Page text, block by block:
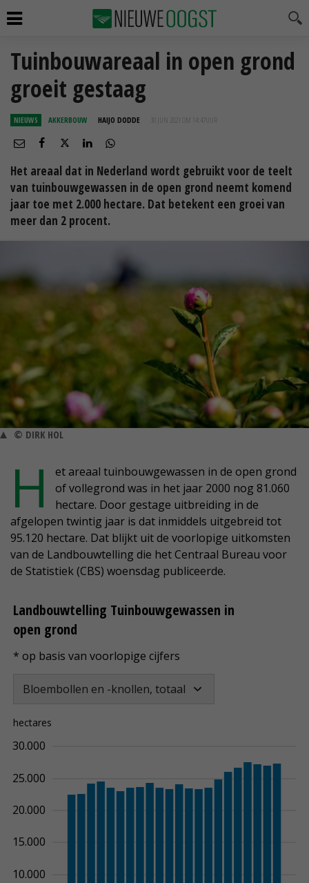
Tuinbouwareaal in open grond
groeit gestaag
NIEUWS AKKERBOUW HAIJO DODDE 30 JUN 2021 OM 14:47
Het areaal dat in Nederland wordt gebruikt voor de teelt
van tuinbouwgewassen in de open grond neemt komend
jaar toe met 2.000 hectare. Dat betekent een groei van
meer dan 2 procent.
© DIRK HOL
H
et areaal tuinbouwgewassen in de open grond
of vollegrond was in het jaar 2000 nog 81.060
hectare. Door gestage uitbreiding in de
afgelopen twintig jaar is dat inmiddels uitgebreid tot
95.120 hectare. Dat blijkt uit de voorlopige uitkomsten
van de Landbouwtelling die het Centraal Bureau voor
de Statistiek (CBS) woensdag publiceerde.